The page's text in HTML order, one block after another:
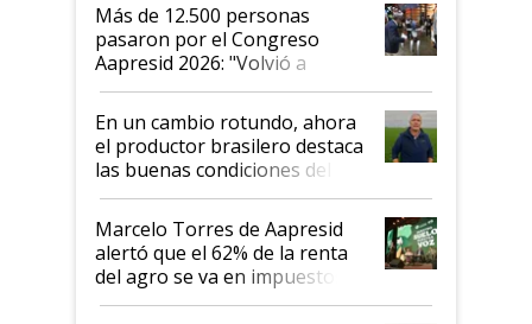
Más de 12.500 personas
pasaron por el Congreso
Aapresid 2026: "Volvió a
demostrar que hablar del
suelo es hablar de todo el
sistema productivo"
En un cambio rotundo, ahora
el productor brasilero destaca
las buenas condiciones del
agro argentino para invertir:
"Los veo más motivados"
Marcelo Torres de Aapresid
alertó que el 62% de la renta
del agro se va en impuestos:
"No es bueno que en